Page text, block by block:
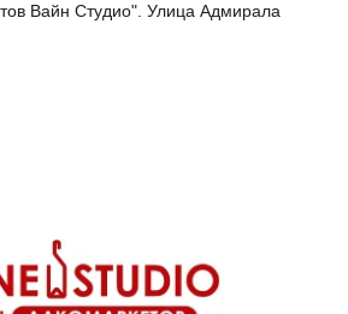
Вайн Студио". Улица Адмирала